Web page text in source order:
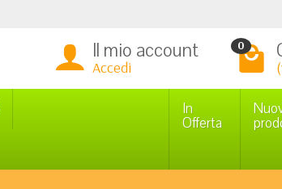
Il mio account
Accedi
0
In
Offerta